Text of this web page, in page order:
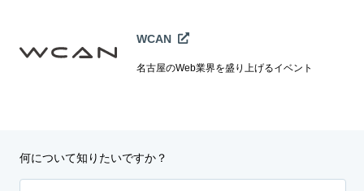
WCAN
名古屋のWeb業界を盛り上げるイベント
何について知りたいですか？